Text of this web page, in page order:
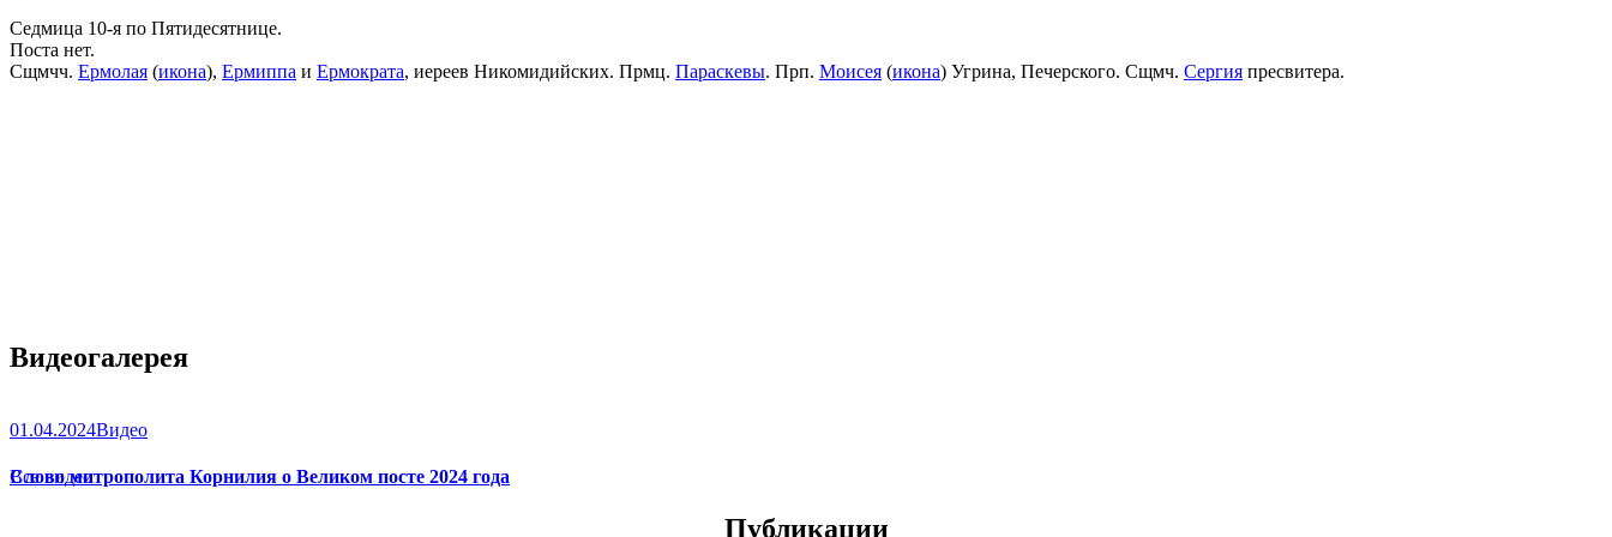
Седмица 10-я по Пятидесятнице.
Поста нет.
Сщмчч. Ермолая (икона), Ермиппа и Ермократа, иереев Никомидийских. Прмц. Параскевы. Прп. Моисея (икона) Угрина, Печерского. Сщмч. Сергия пресвитера.
Видеогалерея
01.04.2024Видео
Слово митрополита Корнилия о Великом посте 2024 года
Все видео
Публикации